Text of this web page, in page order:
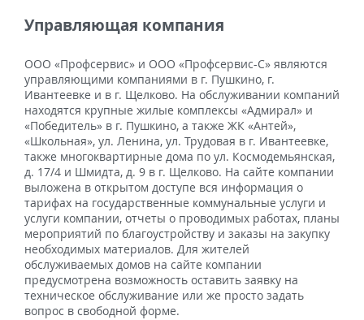
Управляющая компания
ООО «Профсервис» и ООО «Профсервис-С» являются
управляющими компаниями в г. Пушкино, г.
Ивантеевке и в г. Щелково. На обслуживании компаний
находятся крупные жилые комплексы «Адмирал» и
«Победитель» в г. Пушкино, а также ЖК «Антей»,
«Школьная», ул. Ленина, ул. Трудовая в г. Ивантеевке,
также многоквартирные дома по ул. Космодемьянская,
д. 17/4 и Шмидта, д. 9 в г. Щелково. На сайте компании
выложена в открытом доступе вся информация о
тарифах на государственные коммунальные услуги и
услуги компании, отчеты о проводимых работах, планы
мероприятий по благоустройству и заказы на закупку
необходимых материалов. Для жителей
обслуживаемых домов на сайте компании
предусмотрена возможность оставить заявку на
техническое обслуживание или же просто задать
вопрос в свободной форме.